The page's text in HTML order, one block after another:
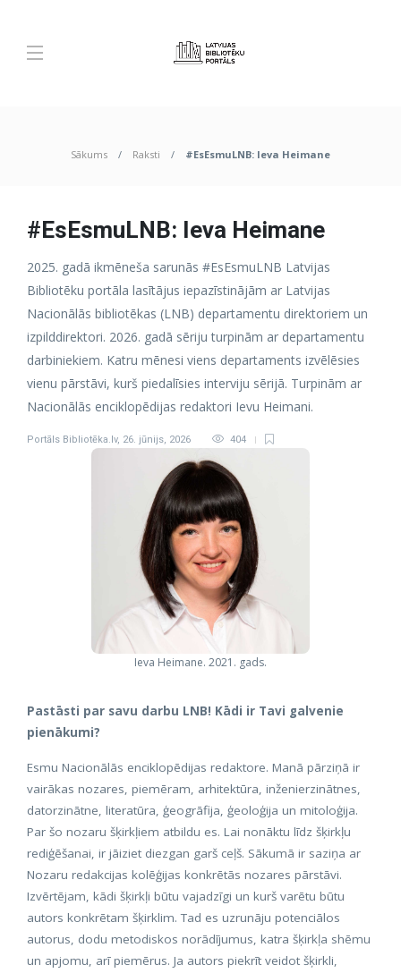
Sākums Raksti #EsEsmuLNB: Ieva Heimane
#EsEsmuLNB: Ieva Heimane
2025. gadā ikmēneša sarunās #EsEsmuLNB Latvijas
Bibliotēku portāla lasītājus iepazīstinājām ar Latvijas
Nacionālās bibliotēkas (LNB) departamentu direktoriem un
izpilddirektori. 2026. gadā sēriju turpinām ar departamentu
darbiniekiem. Katru mēnesi viens departaments izvēlēsies
vienu pārstāvi, kurš piedalīsies interviju sērijā. Turpinām ar
Nacionālās enciklopēdijas redaktori Ievu Heimani.
Portāls Bibliotēka.lv, 26. jūnijs, 2026 404
Ieva Heimane. 2021. gads.
Pastāsti par savu darbu LNB! Kādi ir Tavi galvenie
pienākumi?
Esmu Nacionālās enciklopēdijas redaktore. Manā pārziņā ir
vairākas nozares, piemēram, arhitektūra, inženierzinātnes,
datorzinātne, literatūra, ģeogrāfija, ģeoloģija un mitoloģija.
Par šo nozaru šķirkļiem atbildu es. Lai nonāktu līdz šķirkļu
rediģēšanai, ir jāiziet diezgan garš ceļš. Sākumā ir saziņa ar
Nozaru redakcijas kolēģijas konkrētās nozares pārstāvi.
Izvērtējam, kādi šķirkļi būtu vajadzīgi un kurš varētu būtu
autors konkrētam šķirklim. Tad es uzrunāju potenciālos
autorus, dodu metodiskos norādījumus, katra šķirkļa shēmu
un apjomu, arī piemērus. Ja autors piekrīt veidot šķirkli,